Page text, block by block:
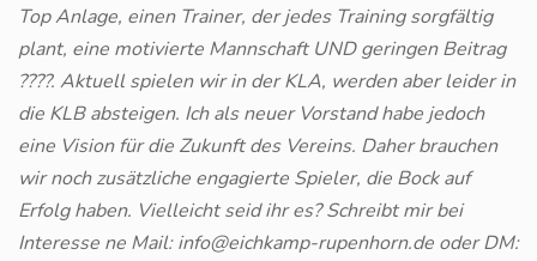
Top Anlage, einen Trainer, der jedes Training sorgfältig
plant, eine motivierte Mannschaft UND geringen Beitrag
????. Aktuell spielen wir in der KLA, werden aber leider in
die KLB absteigen. Ich als neuer Vorstand habe jedoch
eine Vision für die Zukunft des Vereins. Daher brauchen
wir noch zusätzliche engagierte Spieler, die Bock auf
Erfolg haben. Vielleicht seid ihr es? Schreibt mir bei
Interesse ne Mail: info@eichkamp-rupenhorn.de oder DM: